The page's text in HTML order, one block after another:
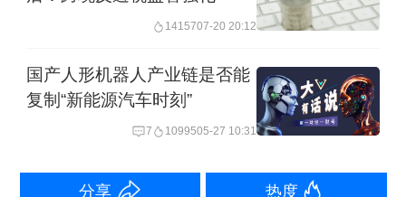
新发展，加强贸易、新能源、智能经济
合作指明了方向。
“近年来，中西经贸关系稳步发展，成果
丰硕。2025年双边贸易额超过550亿美
1415707-20 20:12
国产人形机器人产业链是否能
复制“新能源汽车时刻”
7 1099505-27 10:31
分享 热度